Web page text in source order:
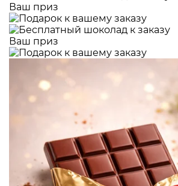
Ваш приз
Ваш приз